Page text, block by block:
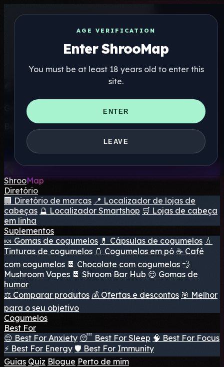
AGE VERIFICATION
Enter ShrooMap
You must be at least 18 years old to enter this
site.
ENTER
LEAVE
Get the ShrooMap app
Better than mobile web — one tap away
ShrooMap
Diretório
🏢 Diretório de marcas 📍 Localizador de lojas de
cabeças 🔮 Localizador Smartshop 🛒 Lojas de cabeça
em linha
Suplementos
🍬 Gomas de cogumelos 💊 Cápsulas de cogumelos 💧
Tinturas de cogumelos 🫙 Cogumelos em pó ☕ Café
com cogumelos 🍫 Chocolate com cogumelos 💨
Mushroom Vapes 🍫 Shroom Bar Hub 😌 Gomas de
humor
⚖️ Comparar produtos 💰 Ofertas e descontos 🎯 Melhor
para o seu objetivo
Cogumelos
Best For
😌 Best For Anxiety 😴 Best For Sleep 🧠 Best For Focus
⚡ Best For Energy 🛡️ Best For Immunity
Guias Quiz Blogue Perto de mim